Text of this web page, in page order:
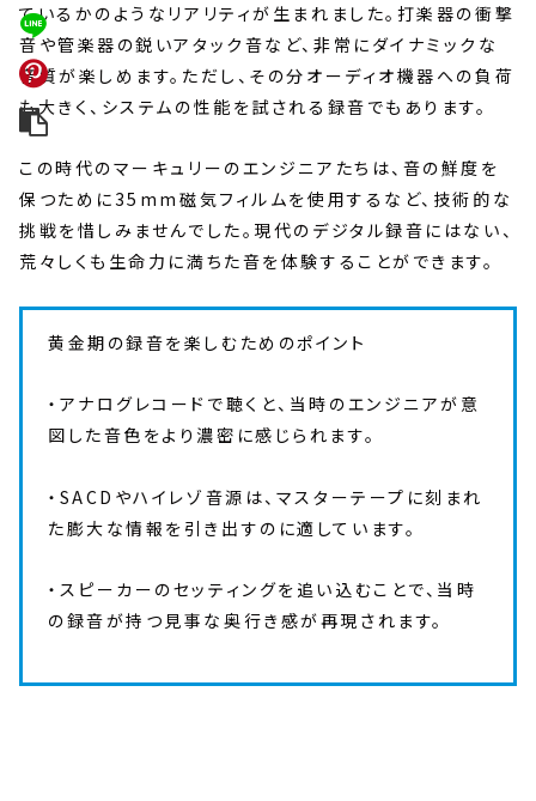
ているかのようなリアリティが生まれました。打楽器の衝撃
音や管楽器の鋭いアタック音など、非常にダイナミックな
音質が楽しめます。ただし、その分オーディオ機器への負荷
も大きく、システムの性能を試される録音でもあります。
この時代のマーキュリーのエンジニアたちは、音の鮮度を
保つために35mm磁気フィルムを使用するなど、技術的な
挑戦を惜しみませんでした。現代のデジタル録音にはない、
荒々しくも生命力に満ちた音を体験することができます。
黄金期の録音を楽しむためのポイント
・アナログレコードで聴くと、当時のエンジニアが意
図した音色をより濃密に感じられます。
・SACDやハイレゾ音源は、マスターテープに刻まれ
た膨大な情報を引き出すのに適しています。
・スピーカーのセッティングを追い込むことで、当時
の録音が持つ見事な奥行き感が再現されます。